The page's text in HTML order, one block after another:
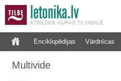
Enciklopēdijas Vārdnīcas
Multivide